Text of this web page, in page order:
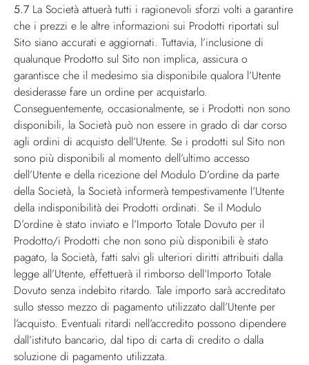
5.7 La Società attuerà tutti i ragionevoli sforzi volti a garantire
che i prezzi e le altre informazioni sui Prodotti riportati sul
Sito siano accurati e aggiornati. Tuttavia, l’inclusione di
qualunque Prodotto sul Sito non implica, assicura o
garantisce che il medesimo sia disponibile qualora l’Utente
desiderasse fare un ordine per acquistarlo.
Conseguentemente, occasionalmente, se i Prodotti non sono
disponibili, la Società può non essere in grado di dar corso
agli ordini di acquisto dell’Utente. Se i prodotti sul Sito non
sono più disponibili al momento dell’ultimo accesso
dell’Utente e della ricezione del Modulo D’ordine da parte
della Società, la Società informerà tempestivamente l’Utente
della indisponibilità dei Prodotti ordinati. Se il Modulo
D’ordine è stato inviato e l’Importo Totale Dovuto per il
Prodotto/i Prodotti che non sono più disponibili è stato
pagato, la Società, fatti salvi gli ulteriori diritti attribuiti dalla
legge all’Utente, effettuerà il rimborso dell’Importo Totale
Dovuto senza indebito ritardo. Tale importo sarà accreditato
sullo stesso mezzo di pagamento utilizzato dall’Utente per
l’acquisto. Eventuali ritardi nell’accredito possono dipendere
dall’istituto bancario, dal tipo di carta di credito o dalla
soluzione di pagamento utilizzata.